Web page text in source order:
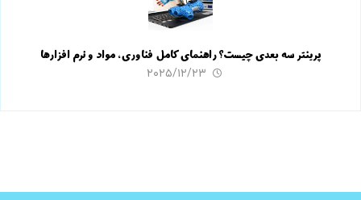
پرینتر سه بعدی چیست؟ راهنمای کامل فناوری، مواد و نرم افزارها
۲۰۲۵/۱۲/۲۳